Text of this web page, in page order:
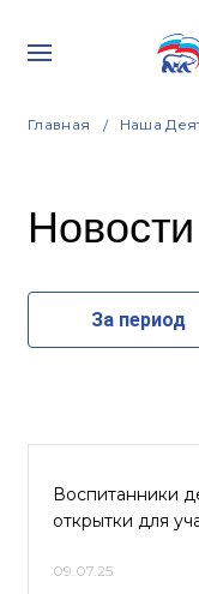
Главная Наша
Новости
За период
Воспитанники
открытки для
09.07.25